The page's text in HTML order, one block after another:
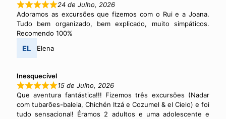
24 de Julho, 2026
Adoramos as excursões que fizemos com o Rui e a Joana.
Tudo bem organizado, bem explicado, muito simpáticos.
Recomendo 100%
Elena
Inesquecível
15 de Julho, 2026
Que aventura fantástica!!! Fizemos três excursões (Nadar
com tubarões-baleia, Chichén Itzá e Cozumel & el Cielo) e foi
tudo sensacional! Éramos 2 adultos e uma adolescente e